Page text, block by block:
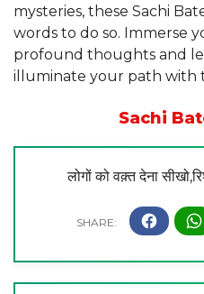
mysteries, these Sachi
words to do so. Immerse
profound thoughts and
illuminate your path with
Sachi
लोगों को वक़्त देना